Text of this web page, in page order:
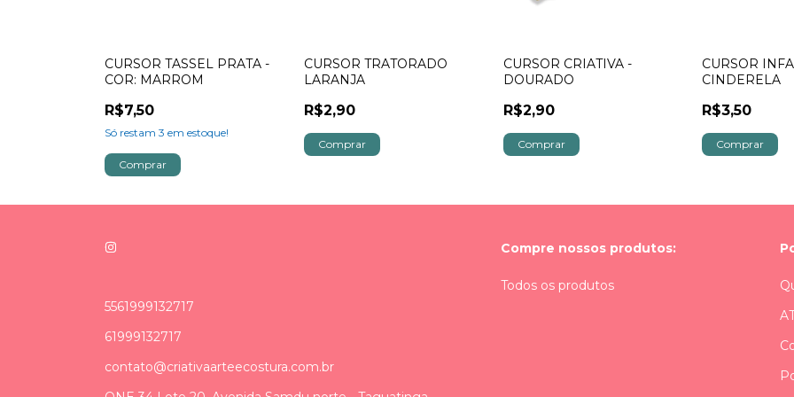
CURSOR TASSEL PRATA -
COR: MARROM
R$7,50
Só restam 3 em estoque!
CURSOR TRATORADO
LARANJA
R$2,90
CURSOR CRIATIVA -
DOURADO
R$2,90
CURSOR
CINDERELA
R$3,50
5561999132717
61999132717
contato@criativaarteecostura.com.br
Compre nossos produtos:
Todos os produtos